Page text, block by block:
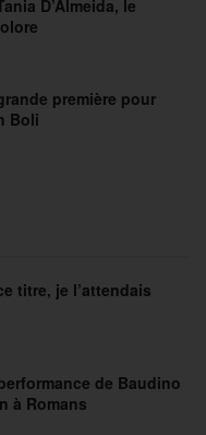
D’Almeida, le
première pour
Boli
titre, je l’attendais
de Baudino
à Romans